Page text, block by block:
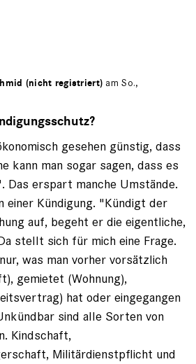
(nicht registriert) am So.,
gesehen günstig, dass
kann man sogar sagen, dass es
Das erspart manche Umstände.
einer Kündigung. "Kündigt der
auf, begeht er die eigentliche,
stellt sich für mich eine Frage.
was man vorher vorsätzlich
gemietet (Wohnung),
hat oder eingegangen
sind alle Sorten von
Kindschaft,
Militärdienstpflicht und